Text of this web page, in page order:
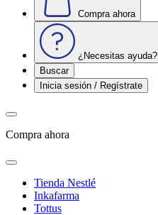
Compra ahora
¿Necesitas ayuda?
Buscar
Inicia sesión / Regístrate
Compra ahora
Tienda Nestlé
Inkafarma
Tottus